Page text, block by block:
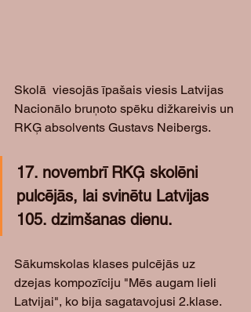
Skolā  viesojās īpašais viesis Latvijas
Nacionālo bruņoto spēku dižkareivis un
RKĢ absolvents Gustavs Neibergs.
17. novembrī RKĢ skolēni
pulcējās, lai svinētu Latvijas
105. dzimšanas dienu.
Sākumskolas klases pulcējās uz
dzejas kompozīciju "Mēs augam lieli
Latvijai", ko bija sagatavojusi 2.klase.